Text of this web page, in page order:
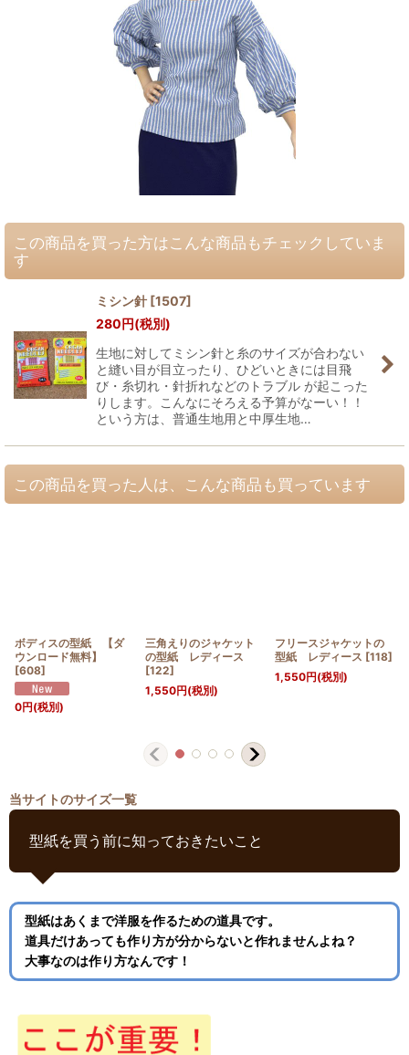
この商品を買った方はこんな商品もチェックしていま
す
ミシン針 [1507]
280 円(税別)
生地に対してミシン針と糸のサイズが合わない
と縫い目が目立ったり、ひどいときには目飛
び・糸切れ・針折れなどのトラブル が起こった
りします。こんなにそろえる予算がなーい！！
という方は、普通生地用と中厚生地…
この商品を買った人は、こんな商品も買っています
ボディスの型紙 【ダ
ウンロード無料】
[608]
0円(税別)
三角えりのジャケット
の型紙 レディース
[122]
1,550円(税別)
フリースジャケットの
型紙 レディース [118]
1,550円(税別)
当サイトのサイズ一覧
型紙を買う前に知っておきたいこと
型紙はあくまで洋服を作るための道具です。
道具だけあっても作り方が分からないと作れませんよね？
大事なのは作り方なんです！